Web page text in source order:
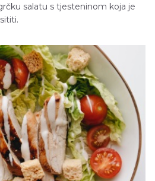
salatu s tjesteninom koja je